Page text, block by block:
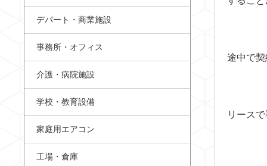
途中で
リース
デパート・商業施設
事務所・オフィス
介護・病院施設
学校・教育設備
家庭用エアコン
工場・倉庫